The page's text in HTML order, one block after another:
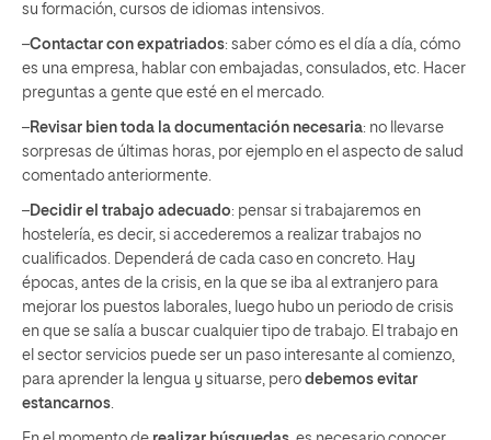
su formación, cursos de idiomas intensivos.
–Contactar con expatriados: saber cómo es el día a día, cómo
es una empresa, hablar con embajadas, consulados, etc. Hacer
preguntas a gente que esté en el mercado.
–Revisar bien toda la documentación necesaria: no llevarse
sorpresas de últimas horas, por ejemplo en el aspecto de salud
comentado anteriormente.
–Decidir el trabajo adecuado: pensar si trabajaremos en
hostelería, es decir, si accederemos a realizar trabajos no
cualificados. Dependerá de cada caso en concreto. Hay
épocas, antes de la crisis, en la que se iba al extranjero para
mejorar los puestos laborales, luego hubo un periodo de crisis
en que se salía a buscar cualquier tipo de trabajo. El trabajo en
el sector servicios puede ser un paso interesante al comienzo,
para aprender la lengua y situarse, pero debemos evitar
estancarnos